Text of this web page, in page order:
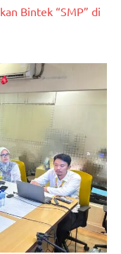
Bintek “SMP” di